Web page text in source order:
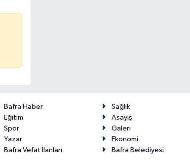
Bafra Haber
Sağlık
Eğitim
Asayiş
Spor
Galeri
Yazar
Ekonomi
Bafra Vefat İlanları
Bafra Belediyesi